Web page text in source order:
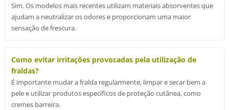
Sim. Os modelos mais recentes utilizam materiais absorventes que
ajudam a neutralizar os odores e proporcionam uma maior
sensação de frescura.
Como evitar irritações provocadas pela utilização de
fraldas?
É importante mudar a fralda regularmente, limpar e secar bem a
pele e utilizar produtos específicos de proteção cutânea, como
cremes barreira.